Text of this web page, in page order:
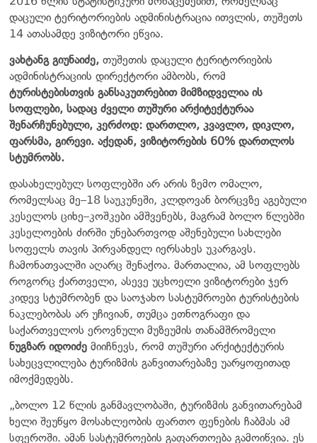
დაცული ტერიტორიების ადმინისტრაცია ითვლის, თუშეთს
14 ათასამდე ვიზიტორი ეწვია.
ვახტანგ გიუნაიძე, თუშეთის დაცული ტერიტორიების
ადმინისტრაციის დირექტორი ამბობს, რომ
ტურისტებისთვის განსაკუთრებით მიმზიდველია ის
სოფლები, სადაც ძველი თუშური არქიტექტურაა
შენარჩუნებული, კერძოდ: დართლო, კვავლო, დიკლო,
ფარსმა, გირევი. აქედან, ვიზიტორების 60% დართლოს
სტუმრობს.
დასახელებულ სოფლებში არ არის ზემო ომალო,
რომელსაც მე–18 საუკუნეში, კლდოვან ბორცვზე აგებული
კესელოს ციხე–კოშკები ამშვენებს, მაგრამ ბოლო წლებში
კესელოების ძირში უნებართვოდ აშენებული სახლები
სოფელს თავის პირვანდელ იერსახეს უკარგავს.
ჩამონათვალში აღარც შენაქოა. მართალია, ამ სოფლებს
როგორც ქართველი, ასევე უცხოელი ვიზიტორები ჯერ
კიდევ სტუმრობენ და საოჯახო სასტუმროები ტურისტების
ნაკლებობას არ უჩივიან, თუმცა ეთნოგრაფი და
საქართველოს ეროვნული მუზეუმის თანამშრომელი
ნუგზარ იდოიძე მიიჩნევს, რომ თუშური არქიტექტურის
სახეცვლილება ტურიზმის განვითარებაზე უარყოფითად
იმოქმედებს.
„ბოლო 12 წლის განმავლობაში, ტურიზმის განვითარებამ
ხელი შეუწყო მოსახლეობის ფართო ფენების ჩაბმას ამ
სფეროში. ამან სასტუმროების გაფართოება გამოიწვია. ეს